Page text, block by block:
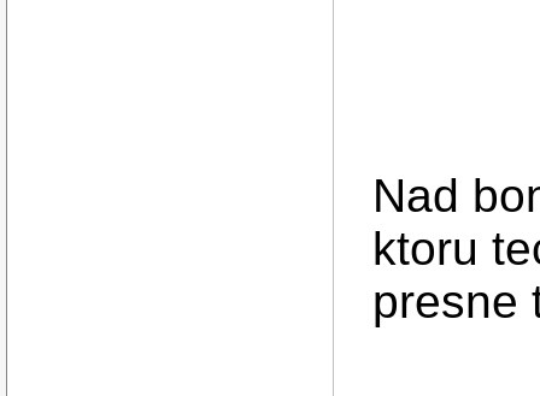
Nad
ktoru
presne